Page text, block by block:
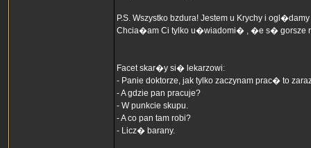
P.S. Wszystko bzdura! Jestem u Krychy i
Chcia�am Ci tylko u�wiadomi� , �e s� gorsze
Facet skar�y si� lekarzowi:
- Panie doktorze, jak tylko zaczynam prac� to
- A gdzie pan pracuje?
- W punkcie skupu.
- A co pan tam robi?
- Licz� barany.